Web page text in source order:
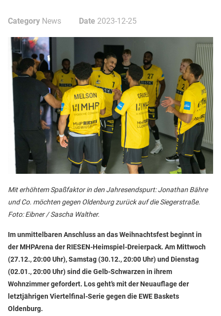
Category News Date 2023-12-25
Mit erhöhtem Spaßfaktor in den Jahresendspurt: Jonathan Bähre
und Co. möchten gegen Oldenburg zurück auf die Siegerstraße.
Foto: Eibner / Sascha Walther.
Im unmittelbaren Anschluss an das Weihnachtsfest beginnt in
der MHPArena der RIESEN-Heimspiel-Dreierpack. Am Mittwoch
(27.12., 20:00 Uhr), Samstag (30.12., 20:00 Uhr) und Dienstag
(02.01., 20:00 Uhr) sind die Gelb-Schwarzen in ihrem
Wohnzimmer gefordert. Los geht’s mit der Neuauflage der
letztjährigen Viertelfinal-Serie gegen die EWE Baskets
Oldenburg.